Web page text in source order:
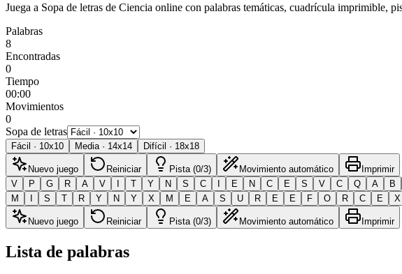
Juega a Sopa de letras de Ciencia online con palabras temáticas, cuadrícula imprimible,
Palabras
8
Encontradas
0
Tiempo
00:00
Movimientos
0
Sopa de letras
Fácil · 10x10 Media · 14x14 Difícil · 18x18
Nuevo juego Reiniciar Pista (0/3) Movimiento automático
Imprimir
V
P G R A V I T Y N S C I E N C E S V C Q A B
M
I S T R Y N Y X M E A S U R E E F O R C E X
Nuevo juego Reiniciar Pista (0/3) Movimiento automático Imprimir
Lista de palabras